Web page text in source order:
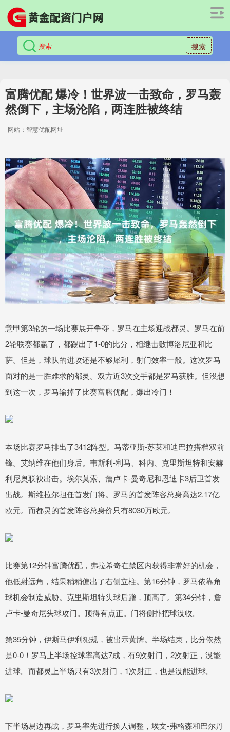
搜索
富腾优配 爆冷！世界波一击致命，罗马轰
然倒下，主场沦陷，两连胜被终结
网站：智慧优配网址
意甲第3轮的一场比赛展开争夺，罗马在主场迎战都灵。罗马在前
2轮联赛都赢了，都踢出了1-0的比分，相继击败博洛尼亚和比
萨。但是，球队的进攻还是不够犀利，射门效率一般。这次罗马
面对的是一胜难求的都灵。双方近3次交手都是罗马获胜。但没想
到这一次，罗马输掉了比赛富腾优配，爆出冷门！
本场比赛罗马排出了3412阵型。马蒂亚斯-苏莱和迪巴拉搭档双前
锋。艾纳维在他们身后。韦斯利-利马、科内、克里斯坦特和安赫
利尼奥联袂出击。埃尔莫索、詹卢卡-曼奇尼和恩迪卡3后卫首发
出战。斯维拉尔担任首发门将。罗马的首发阵容总身高达2.17亿
欧元。而都灵的首发阵容总身价只有8030万欧元。
比赛第12分钟富腾优配，弗拉希奇在禁区内获得非常好的机会，
他低射远角，结果稍稍偏出了右侧立柱。第16分钟，罗马依靠角
球机会制造威胁。克里斯坦特头球后蹭，顶高了。第34分钟，詹
卢卡-曼奇尼头球攻门。顶得有点正。门将侧扑把球没收。
第35分钟，伊斯马伊利犯规，被出示黄牌。半场结束，比分依然
是0-0！罗马上半场控球率高达7成，有9次射门，2次射正，没能
进球。而都灵上半场只有3次射门，1次射正，也是没能进球。
下半场易边再战，罗马率先进行换人调整，埃文-弗格森和巴尔丹